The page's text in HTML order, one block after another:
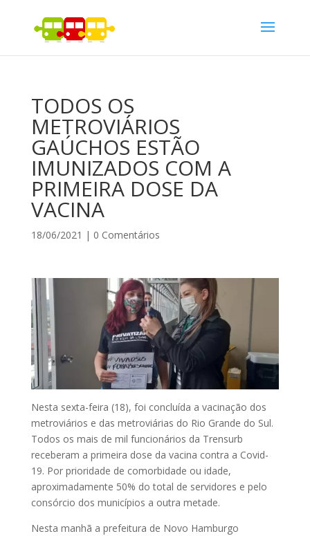
TODOS OS
METROVIÁRIOS
GAÚCHOS ESTÃO
IMUNIZADOS COM A
PRIMEIRA DOSE DA
VACINA
18/06/2021 | 0 Comentários
Nesta sexta-feira (18), foi concluída a vacinação dos
metroviários e das metroviárias do Rio Grande do Sul.
Todos os mais de mil funcionários da Trensurb
receberam a primeira dose da vacina contra a Covid-
19. Por prioridade de comorbidade ou idade,
aproximadamente 50% do total de servidores e pelo
consórcio dos municípios a outra metade.
Nesta manhã a prefeitura de Novo Hamburgo